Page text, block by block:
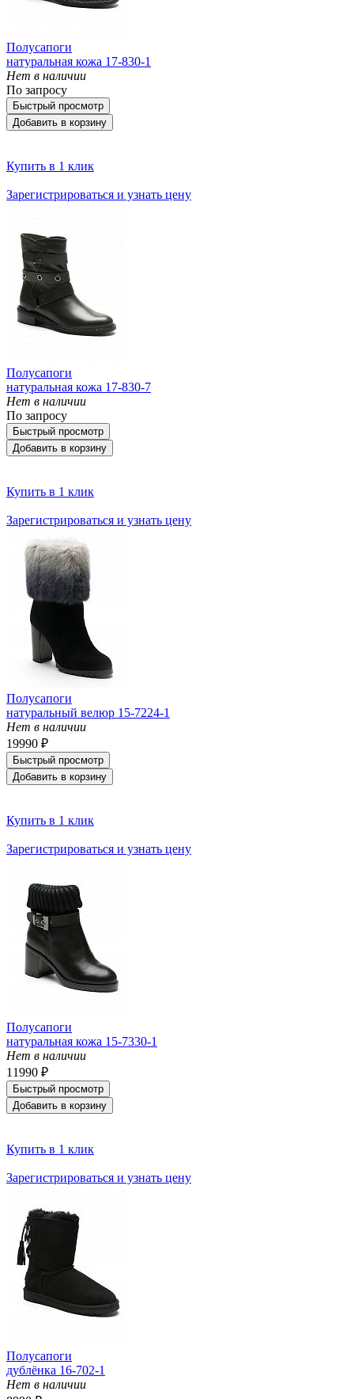
Полусапоги
натуральная кожа 17-830-1
Нет в наличии
По запросу
Быстрый просмотр
Добавить в корзину
Купить в 1 клик
Зарегистрироваться и узнать цену
Полусапоги
натуральная кожа 17-830-7
Нет в наличии
По запросу
Быстрый просмотр
Добавить в корзину
Купить в 1 клик
Зарегистрироваться и узнать цену
Полусапоги
натуральный велюр 15-7224-1
Нет в наличии
19990 ₽
Быстрый просмотр
Добавить в корзину
Купить в 1 клик
Зарегистрироваться и узнать цену
Полусапоги
натуральная кожа 15-7330-1
Нет в наличии
11990 ₽
Быстрый просмотр
Добавить в корзину
Купить в 1 клик
Зарегистрироваться и узнать цену
Полусапоги
дублёнка 16-702-1
Нет в наличии